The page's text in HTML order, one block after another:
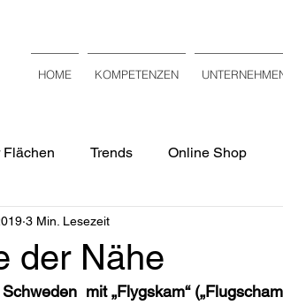
HOME KOMPETENZEN
Flächen Trends Online Shop
der Nähe
3 Min. Lesezeit
mit „Flygskam“